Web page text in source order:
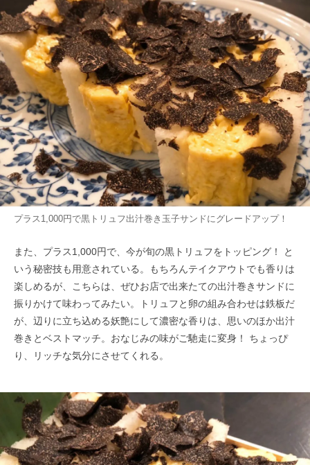
プラス1,000円で黒トリュフ出汁巻き玉子サンドにグレードアップ！
また、プラス1,000円で、今が旬の黒トリュフをトッピング！ と
いう秘密技も用意されている。もちろんテイクアウトでも香りは
楽しめるが、こちらは、ぜひお店で出来たての出汁巻きサンドに
振りかけて味わってみたい。トリュフと卵の組み合わせは鉄板だ
が、辺りに立ち込める妖艶にして濃密な香りは、思いのほか出汁
巻きとベストマッチ。おなじみの味がご馳走に変身！ ちょっぴ
り、リッチな気分にさせてくれる。